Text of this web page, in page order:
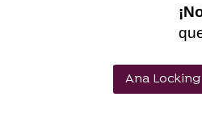
Ana Locking